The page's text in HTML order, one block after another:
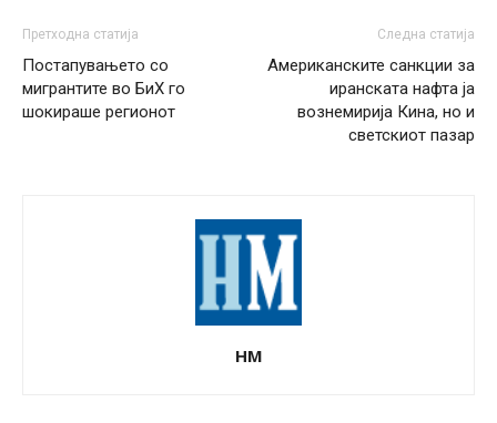
Претходна статија
Постапувањето со
мигрантите во БиХ го
шокираше регионот
Следна статија
Американските санкции за
иранската нафта ја
вознемирија Кина, но и
светскиот пазар
НМ